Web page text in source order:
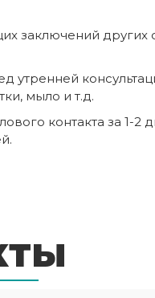
заключений других
утренней
мыло и т.д.
контакта за 1-2